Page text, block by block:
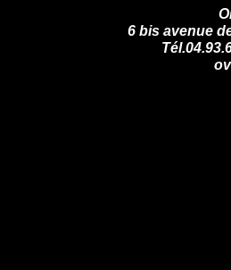
6 bis avenue